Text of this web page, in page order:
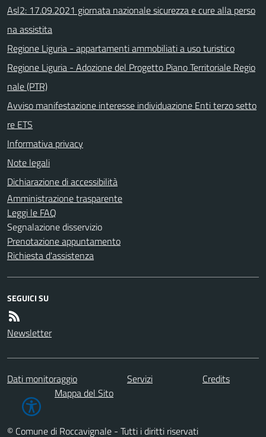
Asl2: 17.09.2021 giornata nazionale sicurezza e cure alla perso
na assistita
Regione Liguria - appartamenti ammobiliati a uso turistico
Regione Liguria - Adozione del Progetto Piano Territoriale Regio
nale (PTR)
Avviso manifestazione interesse individuazione Enti terzo setto
re ETS
Informativa privacy
Note legali
Dichiarazione di accessibilità
Amministrazione trasparente
Leggi le FAQ
Segnalazione disservizio
Prenotazione appuntamento
Richiesta d'assistenza
SEGUICI SU
Newsletter
Dati monitoraggio Servizi
Credits
Mappa del Sito
© Comune di Roccavignale - Tutti i diritti riservati